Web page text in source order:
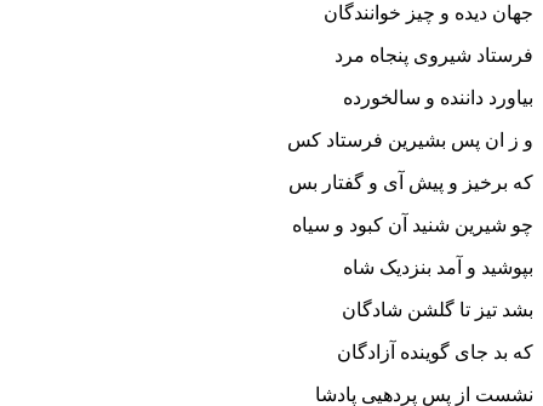
جهان دیده و چیز خوانندگان‏
فرستاد شیروى پنجاه مرد
بیاورد داننده و سالخورده‏
و ز ان پس بشیرین فرستاد کس
که برخیز و پیش آى و گفتار بس‏
چو شیرین شنید آن کبود و سیاه
بپوشید و آمد بنزدیک شاه‏
بشد تیز تا گلشن شادگان
که بد جاى گوینده آزادگان‏
نشست از پس پرده‏یى پادشا